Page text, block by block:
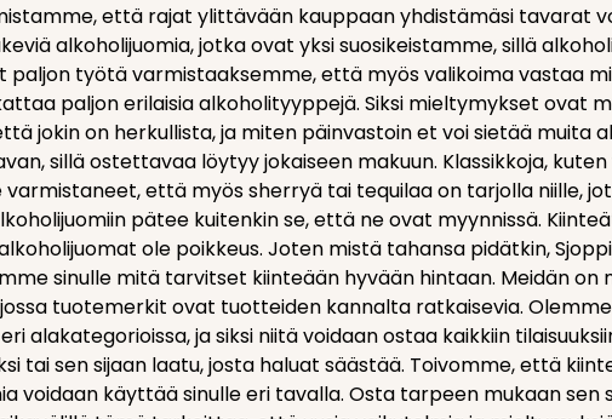
että rajat ylittävään kauppaan yhdistämäsi tavarat
alkoholijuomia, jotka ovat yksi suosikeistamme, sillä
paljon työtä varmistaaksemme, että myös valikoima vastaa
paljon erilaisia alkoholityyppejä. Siksi mieltymykset ovat
jokin on herkullista, ja miten päinvastoin et voi sietää muita
sillä ostettavaa löytyy jokaiseen makuun. Klassikkoja, kuten
että myös sherryä tai tequilaa on tarjolla niille,
pätee kuitenkin se, että ne ovat myynnissä.
ole poikkeus. Joten mistä tahansa pidätkin,
sinulle mitä tarvitset kiinteään hyvään hintaan. Meidän
tuotemerkit ovat tuotteiden kannalta ratkaisevia.
alakategorioissa, ja siksi niitä voidaan ostaa kaikkiin
tai sen sijaan laatu, josta haluat säästää. Toivomme, että
voidaan käyttää sinulle eri tavalla. Osta tarpeen mukaan sen